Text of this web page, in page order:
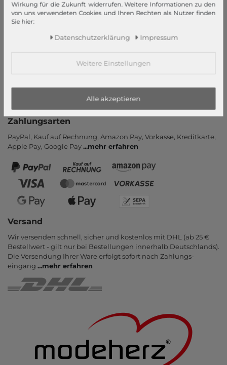
Informationen
Kontakt
Zahlungsarten
PayPal, Kauf auf Rechnung, Amazon Pay, Vor­kasse, Kredit­karte,
Apple Pay, Google Pay...mehr erfahren
Versand
Wir versenden schnell, sicher und kostenlos mit DHL (ab 25 €
Bestell­wert - gilt nur bei Bestel­lungen inner­halb Deutsch­lands).
Die Ver­sendung Ihrer Ware er­folgt sofort nach Zahlungs­
eingang ...mehr erfahren
Wirkung für die Zukunft widerrufen. Weitere Informationen zu den
von uns verwendeten Cookies und Ihren Rechten als Nutzer finden
Sie hier:
Daten­schutz­erklärung Impressum
Weitere Einstellungen
Alle akzeptieren